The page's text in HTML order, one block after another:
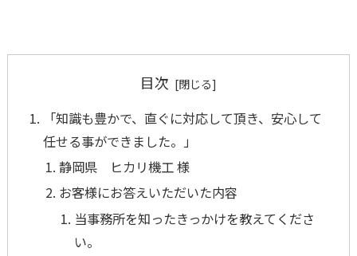
目次
「知識も豊かで、直ぐに対応して頂き、安心して
任せる事ができました。」
静岡県 ヒカリ機工 様
お客様にお答えいただいた内容
当事務所を知ったきっかけを教えてくださ
い。